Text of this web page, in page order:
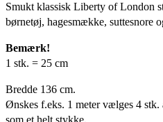
pris
var:
pris
er:
Smukt klassisk Liberty of London
børnetøj, hagesmække, suttesnore
Bemærk!
1 stk. = 25 cm
Bredde 136 cm.
Ønskes f.eks. 1 meter vælges 4 stk.